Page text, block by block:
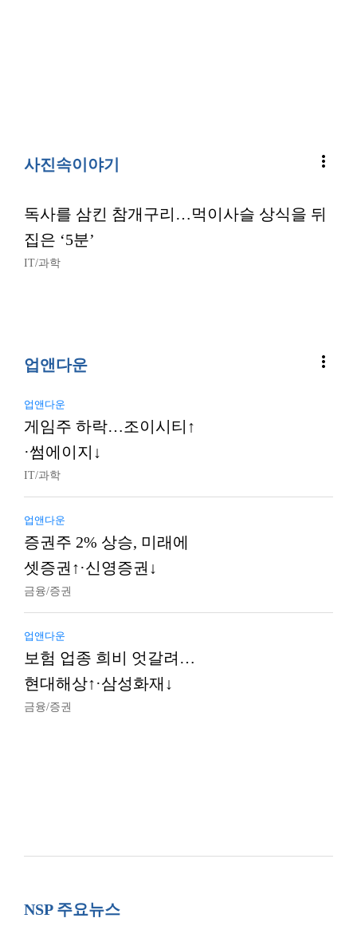
사진속이야기 more_vert
독사를 삼킨 참개구리…먹이사슬 상식을 뒤
집은 ‘5분’
IT/과학
업앤다운 more_vert
업앤다운
게임주 하락…조이시티↑
·썸에이지↓
IT/과학
업앤다운
증권주 2% 상승, 미래에
셋증권↑·신영증권↓
금융/증권
업앤다운
보험 업종 희비 엇갈려…
현대해상↑·삼성화재↓
금융/증권
NSP 주요뉴스